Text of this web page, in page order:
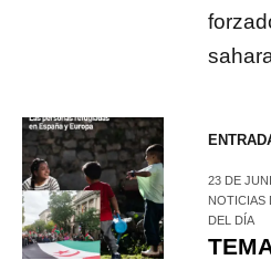
23 DE
NOTICIAS
DEL DÍA